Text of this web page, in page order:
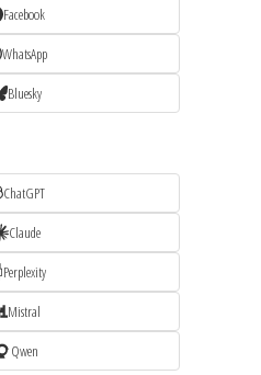
Facebook
WhatsApp
Bluesky
ChatGPT
Claude
Perplexity
Mistral
Qwen